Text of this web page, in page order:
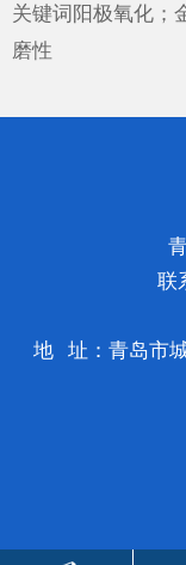
···
关键词阳极氧化；
磨性
联
地 址：青岛市